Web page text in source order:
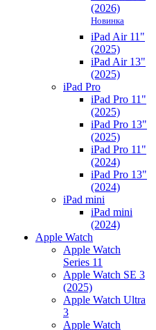
(2026)
Новинка
iPad Air 11"
(2025)
iPad Air 13"
(2025)
iPad Pro
iPad Pro 11"
(2025)
iPad Pro 13"
(2025)
iPad Pro 11"
(2024)
iPad Pro 13"
(2024)
iPad mini
iPad mini
(2024)
Apple Watch
Apple Watch
Series 11
Apple Watch SE 3
(2025)
Apple Watch Ultra
3
Apple Watch